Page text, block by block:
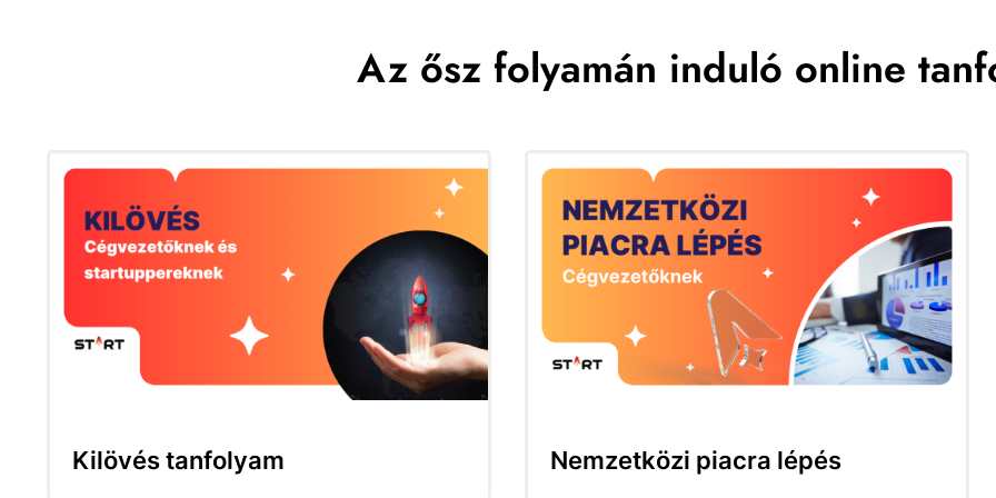
Az ősz folyamán induló online
Kilövés tanfolyam Nemzetközi piacra lépés